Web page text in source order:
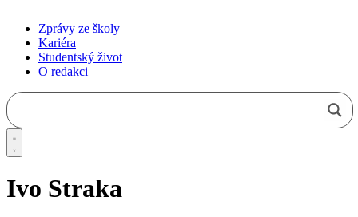
Zprávy ze školy
Kariéra
Studentský život
O redakci
Ivo Straka